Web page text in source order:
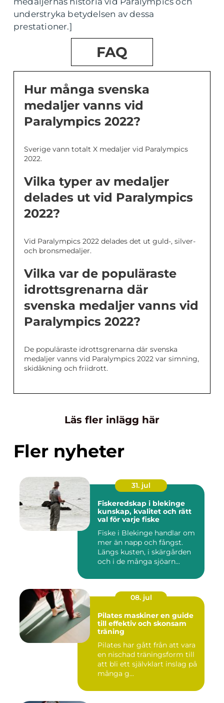
understryka betydelsen av dessa
prestationer.]
FAQ
Hur många svenska
medaljer vanns vid
Paralympics 2022?
Sverige vann totalt X medaljer vid Paralympics
2022.
Vilka typer av medaljer
delades ut vid Paralympics
2022?
Vid Paralympics 2022 delades det ut guld-, silver-
och bronsmedaljer.
Vilka var de populäraste
idrottsgrenarna där
svenska medaljer vanns vid
Paralympics 2022?
De populäraste idrottsgrenarna där svenska
medaljer vanns vid Paralympics 2022 var simning,
skidåkning och friidrott.
Läs fler inlägg här
Fler nyheter
31. jul
Fiskeredskap i blekinge
kunskap, kvalitet och rätt
val för varje fiske
Fiske i Blekinge handlar om
mer än napp och fångst.
Längs kusten, i skärgården
och i de många sjöarn...
08. jul
Pilates maskiner en guide
till effektiv och skonsam
träning
Pilates har gått från att vara
en nischad träningsform till
att bli ett självklart inslag på
många g...